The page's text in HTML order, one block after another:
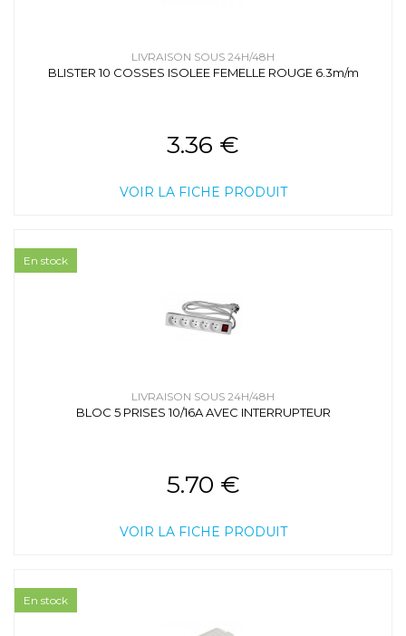
LIVRAISON SOUS 24H/48H
BLISTER 10 COSSES ISOLEE FEMELLE ROUGE 6.3m/m
3.36 €
VOIR LA FICHE PRODUIT
LIVRAISON SOUS 24H/48H
BLOC 5 PRISES 10/16A AVEC INTERRUPTEUR
5.70 €
VOIR LA FICHE PRODUIT
En stock
En stock